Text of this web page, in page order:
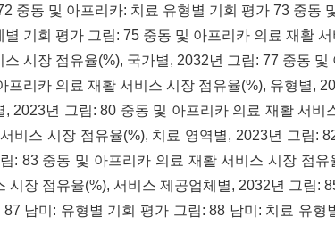
중동 및 아프리카: 치료 유형별 기회 평가 73 중동
기회 평가 그림: 75 중동 및 아프리카 의료 재활
시장 점유율(%), 국가별, 2032년 그림: 77 중동
프리카 의료 재활 서비스 시장 점유율(%), 유형별,
2023년 그림: 80 중동 및 아프리카 의료 재활 서비
비스 시장 점유율(%), 치료 영역별, 2023년 그림:
: 83 중동 및 아프리카 의료 재활 서비스 시장 점
시장 점유율(%), 서비스 제공업체별, 2032년 그림:
남미: 유형별 기회 평가 그림: 88 남미: 치료 유